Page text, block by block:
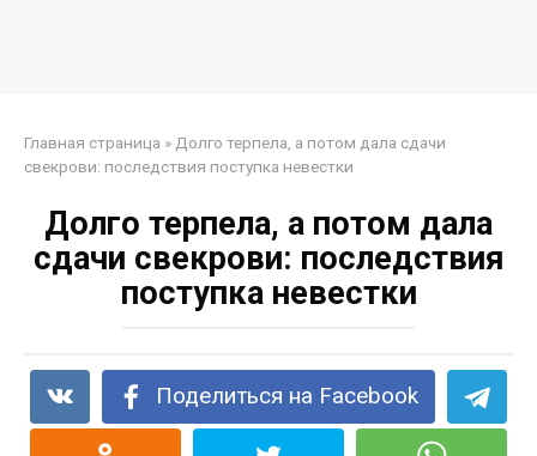
Главная страница » Долго терпела, а потом дала сдачи
свекрови: последствия поступка невестки
Долго терпела, а потом дала
сдачи свекрови: последствия
поступка невестки
Поделиться на Facebook